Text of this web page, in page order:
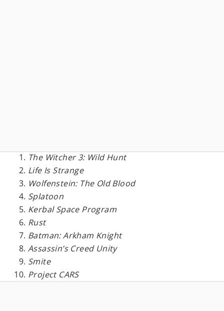
The Witcher 3: Wild Hunt
Life Is Strange
Wolfenstein: The Old Blood
Splatoon
Kerbal Space Program
Rust
Batman: Arkham Knight
Assassin’s Creed Unity
Smite
Project CARS